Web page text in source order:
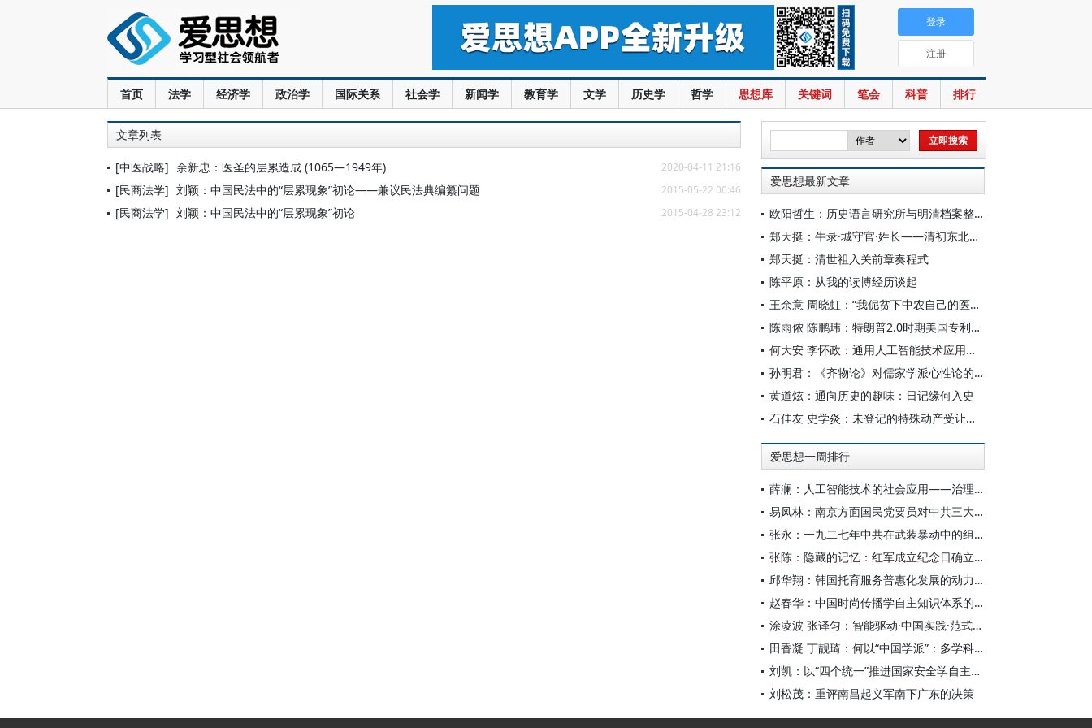
首页 法学 经济学 政治学 国际关系 社会学 新闻学 教育学 文学 历史学 哲学 思想库 关键词 笔会 科普 排行
登录
注册
文章列表
[中医战略] 余新忠：医圣的层累造成 (1065—1949年) 2020-04-11 21:16
[民商法学] 刘颖：中国民法中的“层累现象”初论——兼议民法典编纂问题 2015-05-22 00:46
[民商法学] 刘颖：中国民法中的“层累现象”初论 2015-04-28 23:12
爱思想最新文章
欧阳哲生：历史语言研究所与明清档案整理工作（1928-1949年）
郑天挺：牛录·城守官·姓长——清初东北的地方行政机构
郑天挺：清世祖入关前章奏程式
陈平原：从我的读博经历谈起
王余意 周晓虹：“我伲贫下中农自己的医生”——赤脚医生的视觉表征与形象建构（1965—1978）
陈雨侬 陈鹏玮：特朗普2.0时期美国专利制度的“武器化”演进与中国应对
何大安 李怀政：通用人工智能技术应用下的数字调节机制
孙明君：《齐物论》对儒家学派心性论的回应
黄道炫：通向历史的趣味：日记缘何入史
石佳友 史学炎：未登记的特殊动产受让人排除强制执行问题研究
爱思想一周排行
薛澜：人工智能技术的社会应用——治理挑战
易凤林：南京方面国民党要员对中共三大起义的反应
张永：一九二七年中共在武装暴动中的组织转型
张陈：隐藏的记忆：红军成立纪念日确立前中共对南昌起义的纪念
邱华翔：韩国托育服务普惠化发展的动力机制、制度路径与政策效应
赵春华：中国时尚传播学自主知识体系的内在逻辑与实践路径
涂凌波 张译匀：智能驱动·中国实践·范式创新：“构建中国新闻传播学自主知识体系”专题研讨会综述
田香凝 丁靓琦：何以“中国学派”：多学科视野下中国特色新闻传播学建设的研究
刘凯：以“四个统一”推进国家安全学自主知识体系构建
刘松茂：重评南昌起义军南下广东的决策